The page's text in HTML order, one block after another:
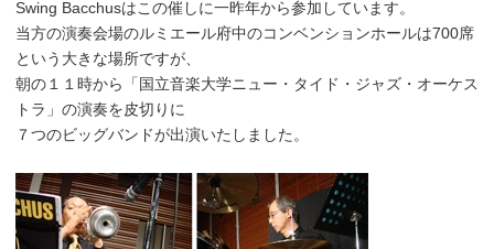
Swing Bacchusはこの催しに一昨年から参加しています。
当方の演奏会場のルミエール府中のコンベンションホールは700席
という大きな場所ですが、
朝の１１時から「国立音楽大学ニュー・タイド・ジャズ・オーケス
トラ」の演奏を皮切りに
７つのビッグバンドが出演いたしました。